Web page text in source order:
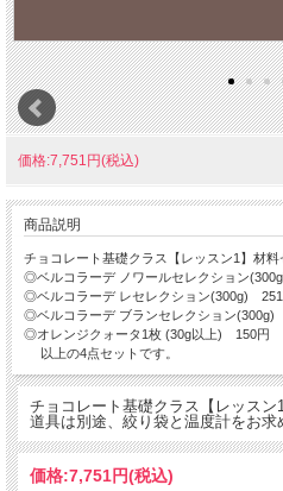
価格:7,751円(税込)
商品説明
チョコレート基礎クラス【レッスン1】材料
◎ベルコラーデ ノワールセレクション
◎ベルコラーデ レセレクション(300g)
◎ベルコラーデ ブランセレクション
◎オレンジクォータ1枚 (30g以上) 150円
以上の4点セットです。
チョコレート基礎クラス【レッスン
道具は別途、絞り袋と温度計をお求
価格:7,751円(税込)